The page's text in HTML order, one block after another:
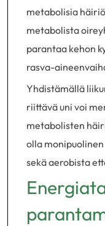
metabolisia
metabolista
parantaa kehon
rasva-
Yhdistämällä
riittävä uni voi
metabolisten
olla
sekä aerobista